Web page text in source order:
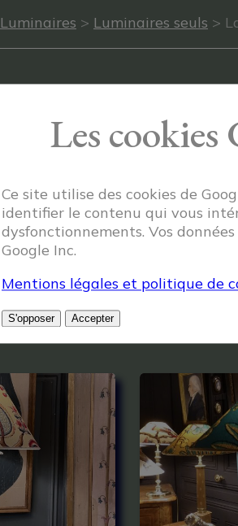
Luminaires > Luminaires seuls >
Les
Ce site utilise des cookies de
identifier le contenu qui vous
dysfonctionnements. Vos
Google Inc.
Mentions légales et politique de
S'opposer Accepter